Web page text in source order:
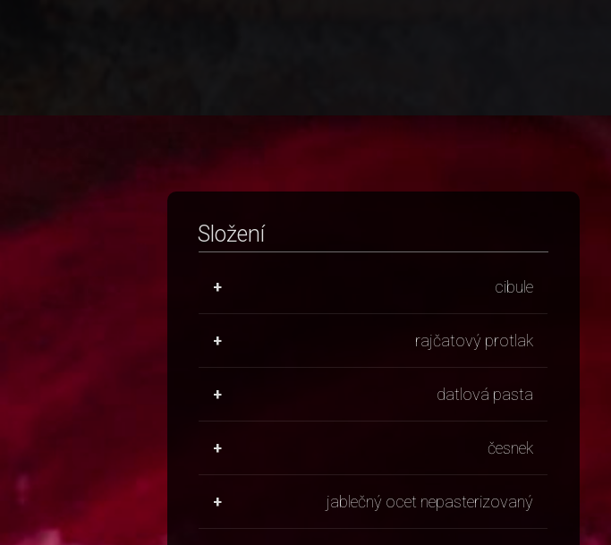
Složení
+ cibule
+ rajčatový protlak
+ datlová pasta
+ česnek
+ jablečný ocet nepasterizovaný